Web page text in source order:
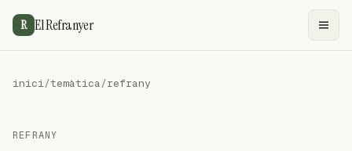
R El Refranyer
inici/temàtica/refrany
REFRANY